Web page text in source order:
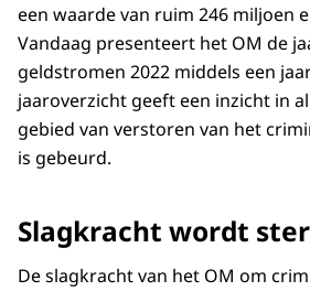
een waarde van ruim 246 miljoen
Vandaag presenteert het OM de
geldstromen 2022 middels een
jaaroverzicht geeft een inzicht in
gebied van verstoren van het
is gebeurd.
Slagkracht wordt
De slagkracht van het OM om